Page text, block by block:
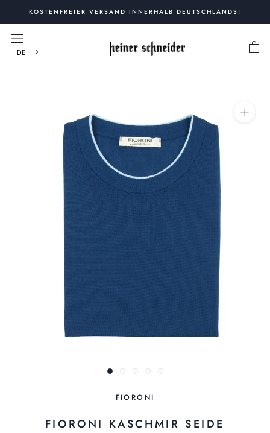
springen
KOSTENFREIER VERSAND INNERHALB DEUTSCHLANDS!
DE
FIORONI
FIORONI KASCHMIR SEIDE